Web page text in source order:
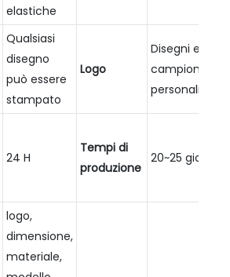
elastiche
Qualsiasi
disegno
può essere
stampato
Logo
Disegni e
campioni
personalizzati
24 H
Tempi di
produzione
20~25 giorni
logo,
dimensione,
materiale,